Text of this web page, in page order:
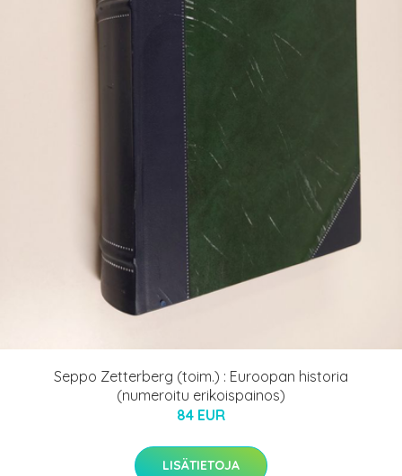
Seppo Zetterberg (toim.) : Euroopan historia
(numeroitu erikoispainos)
84 EUR
LISÄTIETOJA